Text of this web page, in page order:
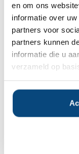
en om ons
informatie over
partners voor
partners kunnen
informatie die u
verzameld op
11,9 procent
aanslag
moment dat het
spaargeld
bv. Dat kan
3 naar box 2.
belasting besparen.”
via box 2?
“Voor de wat
van je
en misschien ook